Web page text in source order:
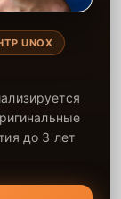
UNOX
до 3 лет